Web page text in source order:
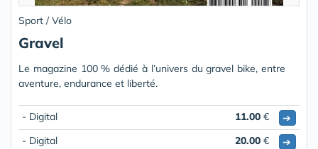
Sport / Vélo
Gravel
Le magazine 100 % dédié à l’univers du gravel bike, entre
aventure, endurance et liberté.
- Digital 11.00 €
➔
- Digital
20.00 € ➔